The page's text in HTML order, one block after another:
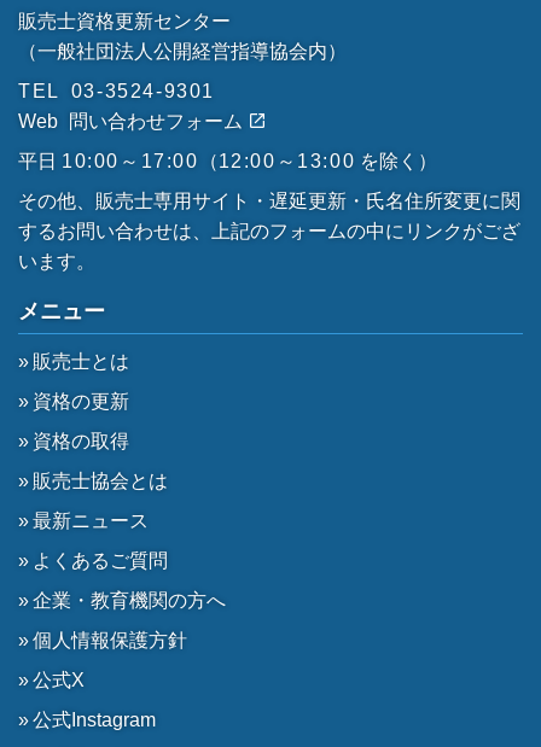
販売士資格更新センター
（一般社団法人公開経営指導協会内）
TEL
03-3524-9301
Web
問い合わせフォーム
平日 10:00～17:00 （12:00～13:00 を除く）
その他、販売士専用サイト・遅延更新・氏名住所変更に関
するお問い合わせは、上記のフォームの中にリンクがござ
います。
メニュー
販売士とは
資格の更新
資格の取得
販売士協会とは
最新ニュース
よくあるご質問
企業・教育機関の方へ
個人情報保護方針
公式X
公式Instagram